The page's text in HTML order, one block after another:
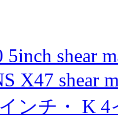
5inch shear
X47 shear
ンチ・ K